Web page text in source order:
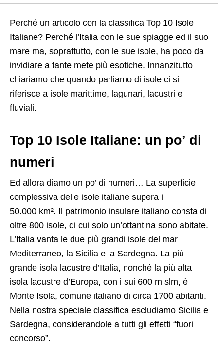
Perché un articolo con la classifica Top 10 Isole
Italiane? Perché l’Italia con le sue spiagge ed il suo
mare ma, soprattutto, con le sue isole, ha poco da
invidiare a tante mete più esotiche. Innanzitutto
chiariamo che quando parliamo di isole ci si
riferisce a isole marittime, lagunari, lacustri e
fluviali.
Top 10 Isole Italiane: un po’ di
numeri
Ed allora diamo un po’ di numeri… La superficie
complessiva delle isole italiane supera i
50.000 km². Il patrimonio insulare italiano consta di
oltre 800 isole, di cui solo un’ottantina sono abitate.
L’Italia vanta le due più grandi isole del mar
Mediterraneo, la Sicilia e la Sardegna. La più
grande isola lacustre d’Italia, nonché la più alta
isola lacustre d’Europa, con i sui 600 m slm, è
Monte Isola, comune italiano di circa 1700 abitanti.
Nella nostra speciale classifica escludiamo Sicilia e
Sardegna, considerandole a tutti gli effetti “fuori
concorso”.